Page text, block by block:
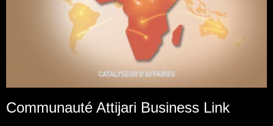
Communauté Attijari Business Link